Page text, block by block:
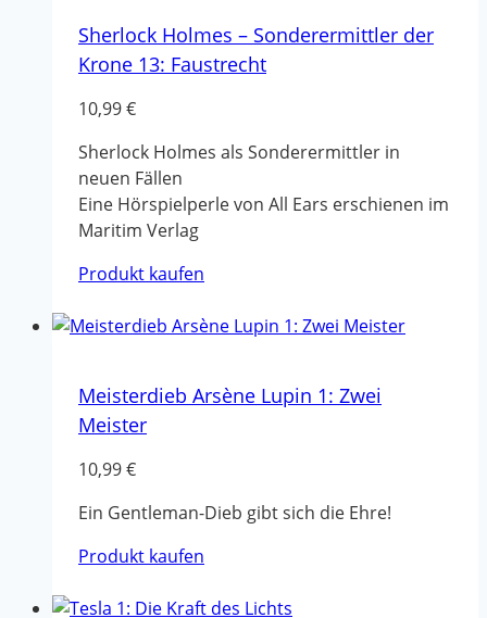
Sherlock Holmes – Sonderermittler der
Krone 13: Faustrecht
10,99€
Sherlock Holmes als Sonderermittler in
neuen Fällen
Eine Hörspielperle von All Ears erschienen im
Maritim Verlag
Produkt kaufen
Meisterdieb Arsène Lupin 1: Zwei
Meister
10,99€
Ein Gentleman-Dieb gibt sich die Ehre!
Produkt kaufen